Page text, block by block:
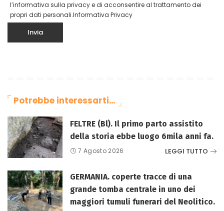
l’informativa sulla privacy e di acconsentire al trattamento dei
propri dati personali.Informativa Privacy
Potrebbe interessarti…
FELTRE (Bl). Il primo parto assistito
della storia ebbe luogo 6mila anni fa.
7 Agosto 2026 LEGGI TUTTO
GERMANIA. coperte tracce di una
grande tomba centrale in uno dei
maggiori tumuli funerari del Neolitico.